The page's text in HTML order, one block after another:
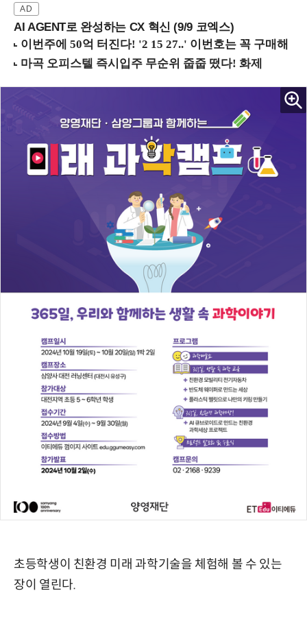
AI AGENT로 완성하는 CX 혁신 (9/9 코엑스)
초등학생이 친환경 미래 과학기술을 체험해 볼 수 있는
장이 열린다.